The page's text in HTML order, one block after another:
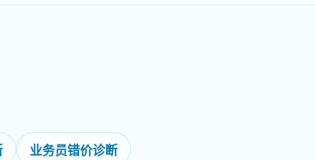
业务员错价诊断